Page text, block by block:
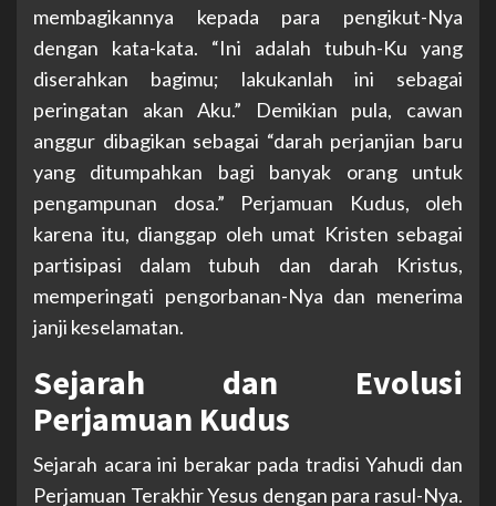
membagikannya kepada para pengikut-Nya
dengan kata-kata. “Ini adalah tubuh-Ku yang
diserahkan bagimu; lakukanlah ini sebagai
peringatan akan Aku.” Demikian pula, cawan
anggur dibagikan sebagai “darah perjanjian baru
yang ditumpahkan bagi banyak orang untuk
pengampunan dosa.” Perjamuan Kudus, oleh
karena itu, dianggap oleh umat Kristen sebagai
partisipasi dalam tubuh dan darah Kristus,
memperingati pengorbanan-Nya dan menerima
janji keselamatan.
Sejarah dan Evolusi
Perjamuan Kudus
Sejarah acara ini berakar pada tradisi Yahudi dan
Perjamuan Terakhir Yesus dengan para rasul-Nya.